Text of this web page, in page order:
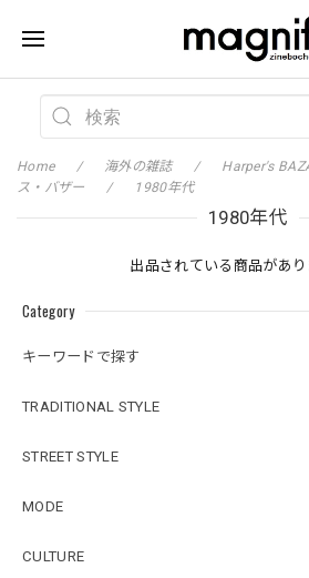
Category
キーワードで探す
TRADITIONAL STYLE
STREET STYLE
MODE
CULTURE
Home 海外の雑誌
Harper's
ス・バザー
1980年代
1980年代
出品されている商品があり